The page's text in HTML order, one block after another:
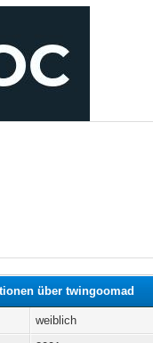
über twingoomad
weiblich